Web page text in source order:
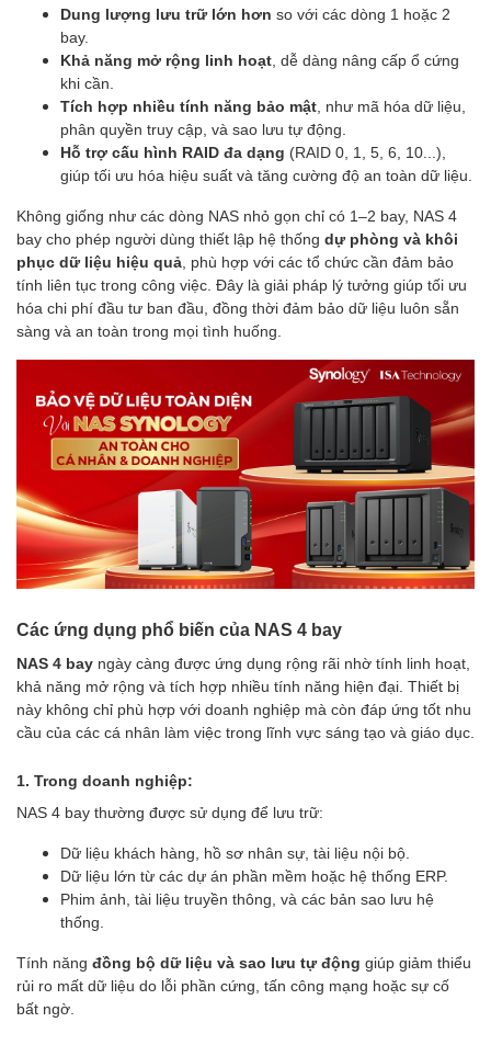
Dung lượng lưu trữ lớn hơn so với các dòng 1 hoặc 2
bay.
Khả năng mở rộng linh hoạt , dễ dàng nâng cấp ổ cứng
khi cần.
Tích hợp nhiều tính năng bảo mật , như mã hóa dữ liệu,
phân quyền truy cập, và sao lưu tự động.
Hỗ trợ cấu hình RAID đa dạng (RAID 0, 1, 5, 6, 10...),
giúp tối ưu hóa hiệu suất và tăng cường độ an toàn dữ liệu.
Không giống như các dòng NAS nhỏ gọn chỉ có 1–2 bay, NAS 4
bay cho phép người dùng thiết lập hệ thống dự phòng và khôi
phục dữ liệu hiệu quả , phù hợp với các tổ chức cần đảm bảo
tính liên tục trong công việc. Đây là giải pháp lý tưởng giúp tối ưu
hóa chi phí đầu tư ban đầu, đồng thời đảm bảo dữ liệu luôn sẵn
sàng và an toàn trong mọi tình huống.
Các ứng dụng phổ biến của NAS 4 bay
NAS 4 bay ngày càng được ứng dụng rộng rãi nhờ tính linh hoạt,
khả năng mở rộng và tích hợp nhiều tính năng hiện đại. Thiết bị
này không chỉ phù hợp với doanh nghiệp mà còn đáp ứng tốt nhu
cầu của các cá nhân làm việc trong lĩnh vực sáng tạo và giáo dục.
1. Trong doanh nghiệp:
NAS 4 bay thường được sử dụng để lưu trữ:
Dữ liệu khách hàng, hồ sơ nhân sự, tài liệu nội bộ.
Dữ liệu lớn từ các dự án phần mềm hoặc hệ thống ERP.
Phim ảnh, tài liệu truyền thông, và các bản sao lưu hệ
thống.
Tính năng đồng bộ dữ liệu và sao lưu tự động giúp giảm thiểu
rủi ro mất dữ liệu do lỗi phần cứng, tấn công mạng hoặc sự cố
bất ngờ.